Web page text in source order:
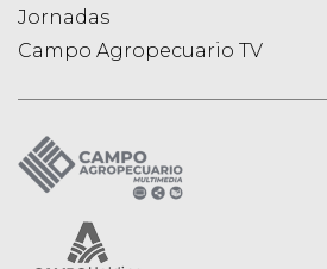
Jornadas
Campo Agropecuario TV